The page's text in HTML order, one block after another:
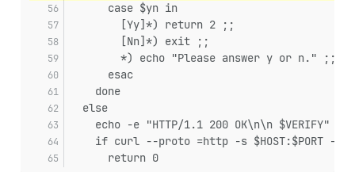
      case $yn in
        [Yy]*) return 2 ;;
        [Nn]*) exit ;;
        *) echo "Please answer y or n." ;;
      esac
    done
  else
echo -e "HTTP/1.1 200 OK\n\n $VERIFY" |
if curl --proto =http -s $HOST:$PORT --
      return 0